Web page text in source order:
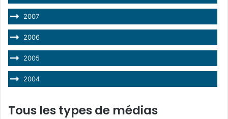
2007
2006
2005
2004
Tous les types de médias